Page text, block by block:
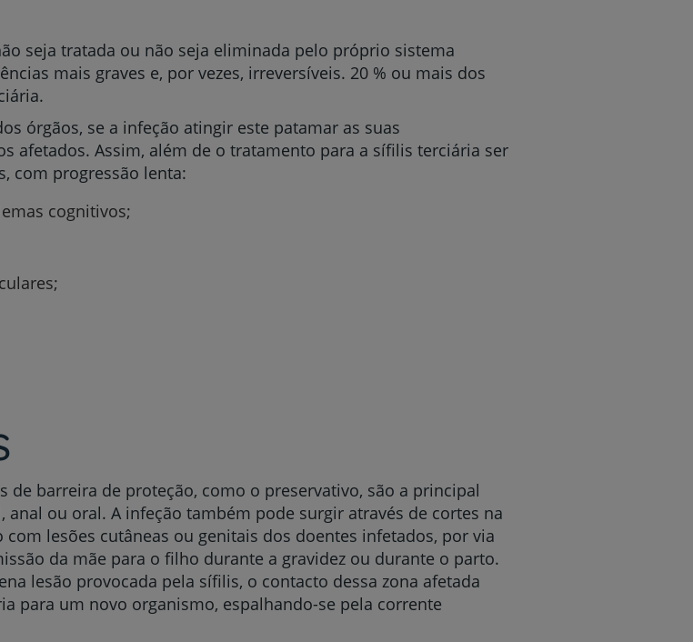
e bem-estar
Áreas da Saúde
CUF
acompanhantes
Center
seja tratada ou não seja eliminada pelo próprio sistema
mais graves e, por vezes, irreversíveis. 20 % ou mais dos
órgãos, se a infeção atingir este patamar as suas
afetados. Assim, além de o tratamento para a sífilis terciária ser
com progressão lenta:
cognitivos;
de barreira de proteção, como o preservativo, são a principal
ou oral. A infeção também pode surgir através de cortes na
lesões cutâneas ou genitais dos doentes infetados, por via
da mãe para o filho durante a gravidez ou durante o parto.
lesão provocada pela sífilis, o contacto dessa zona afetada
para um novo organismo, espalhando-se pela corrente